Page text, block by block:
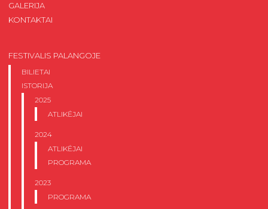
GALERIJA
KONTAKTAI
FESTIVALIS PALANGOJE
BILIETAI
ISTORIJA
2025
ATLIKĖJAI
2024
ATLIKĖJAI
PROGRAMA
2023
PROGRAMA